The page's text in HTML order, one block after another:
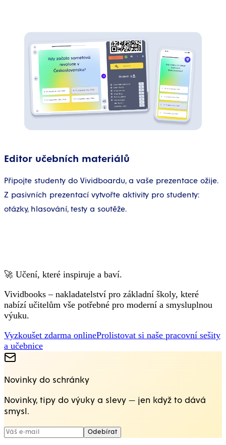
Editor učebních materiálů
Připojte studenty do Vividboardu, a vaše prezentace ožije.
Z pasivních prezentací vytvořte aktivity pro studenty:
otázky, hlasování, testy a soutěže.
🚀 Učení, které inspiruje a baví.
Vividbooks – nakladatelství pro základní školy, které
nabízí učitelům vše potřebné pro moderní a smysluplnou
výuku.
Vyzkoušet zdarma onlineProlistovat si naše pracovní sešity
a učebnice
Novinky do schránky
Novinky, tipy do výuky a slevy — jen když to dává
smysl.
Odebírat